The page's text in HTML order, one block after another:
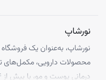
نورشاپ
نورشاپ، به‌عنوان یک
محصولات دارویی، مکمل‌های